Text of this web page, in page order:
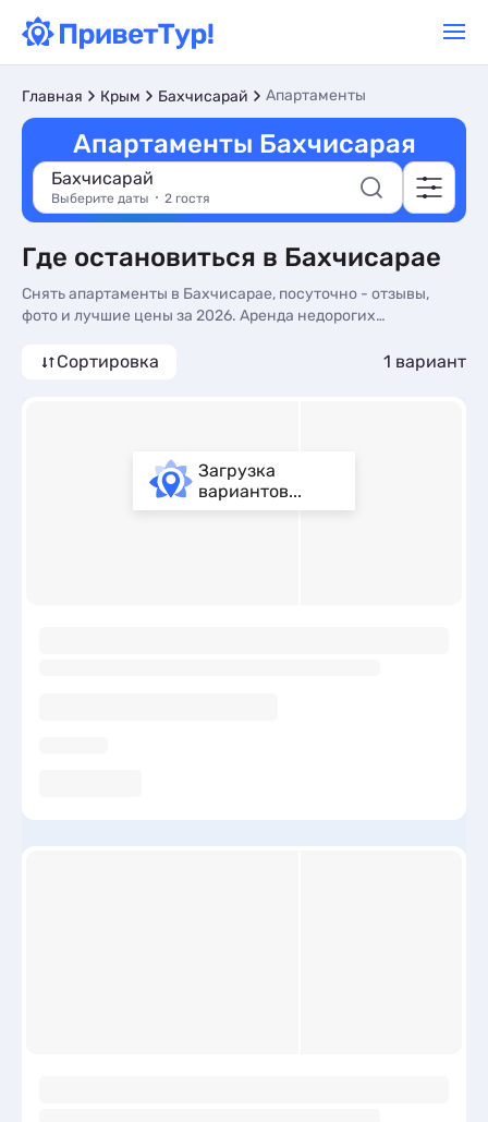
Главная Крым Бахчисарай Апартаменты
Апартаменты Бахчисарая
Бахчисарай
Выберите даты 2 гостя
Где остановиться в Бахчисарае
Снять апартаменты в Бахчисарае, посуточно - отзывы,
фото и лучшие цены за 2026. Аренда недорогих
более 10 вариантов, от 4750 руб, номера с трансфером
Сортировка 1 вариант
Загрузка
вариантов...